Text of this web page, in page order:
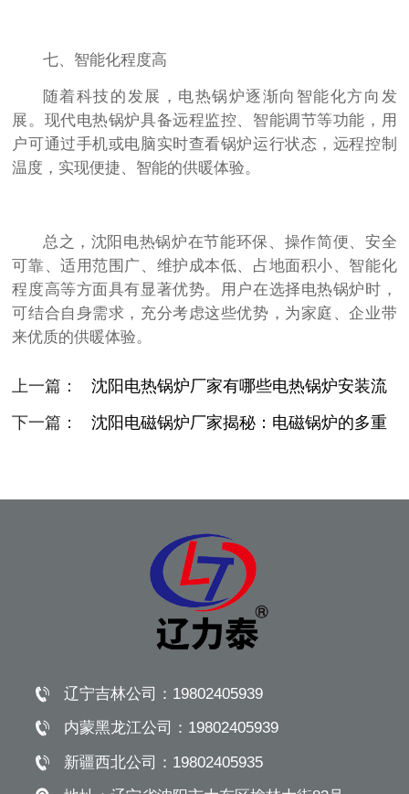
七、智能化程度高
随着科技的发展，电热锅炉逐渐向智能化方向发
展。现代电热锅炉具备远程监控、智能调节等功能，用
户可通过手机或电脑实时查看锅炉运行状态，远程控制
温度，实现便捷、智能的供暖体验。
总之，沈阳电热锅炉在节能环保、操作简便、安全
可靠、适用范围广、维护成本低、占地面积小、智能化
程度高等方面具有显著优势。用户在选择电热锅炉时，
可结合自身需求，充分考虑这些优势，为家庭、企业带
来优质的供暖体验。
上一篇：
沈阳电热锅炉厂家有哪些电热锅炉安装流
下一篇：
沈阳电磁锅炉厂家揭秘：电磁锅炉的多重
辽宁吉林公司： 19802405939
内蒙黑龙江公司： 19802405939
新疆西北公司： 19802405935